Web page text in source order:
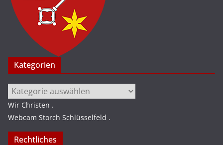
Kategorien
Kategorien
Wir Christen .
Webcam Storch Schlüsselfeld .
Rechtliches